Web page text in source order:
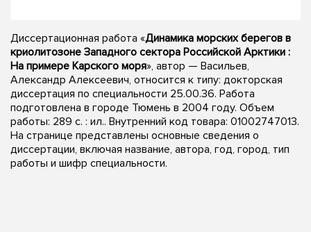
Диссертационная работа «Динамика морских берегов в
криолитозоне Западного сектора Российской Арктики :
На примере Карского моря», автор — Васильев,
Александр Алексеевич, относится к типу: докторская
диссертация по специальности 25.00.36. Работа
подготовлена в городе Тюмень в 2004 году. Объем
работы: 289 с. : ил.. Внутренний код товара: 01002747013.
На странице представлены основные сведения о
диссертации, включая название, автора, год, город, тип
работы и шифр специальности.